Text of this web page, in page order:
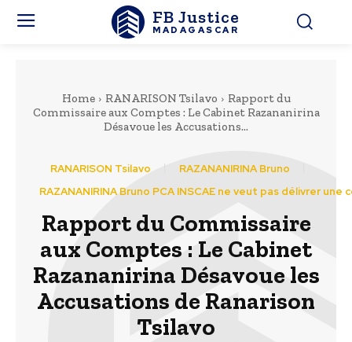
FB Justice
MADAGASCAR
Home RANARISON Tsilavo
Rapport du
Commissaire aux Comptes : Le Cabinet Razananirina
Désavoue les Accusations...
RANARISON Tsilavo
RAZANANIRINA Bruno
RAZANANIRINA Bruno PCA INSCAE ne veut pas délivrer
Rapport du Commissaire
aux Comptes : Le Cabinet
Razananirina Désavoue les
Accusations de Ranarison
Tsilavo